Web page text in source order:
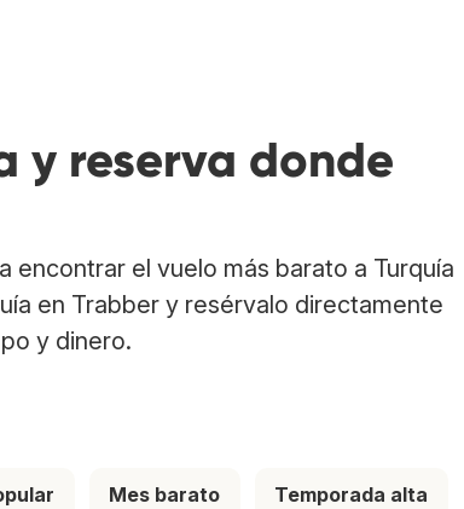
y reserva donde
encontrar el vuelo más barato a Turquía
en Trabber y resérvalo directamente
y dinero.
Mes barato
Temporada alta